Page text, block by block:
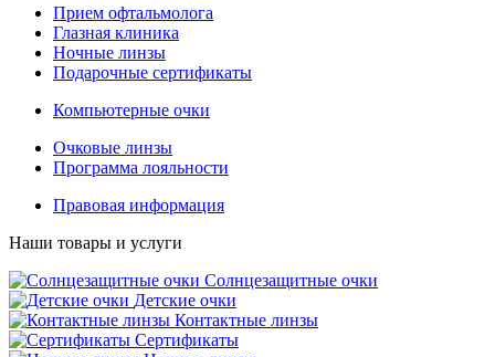
Прием офтальмолога
Глазная клиника
Ночные линзы
Подарочные сертификаты
Компьютерные очки
Очковые линзы
Программа лояльности
Правовая информация
Наши товары и услуги
Солнцезащитные очки
Детские очки
Контактные линзы
Сертификаты